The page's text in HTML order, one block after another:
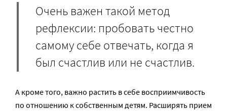
Очень важен такой метод
рефлексии: пробовать честно
самому себе отвечать, когда я
был счастлив или не счастлив.
А кроме того, важно растить в себе восприимчивость
по отношению к собственным детям. Расширять прием